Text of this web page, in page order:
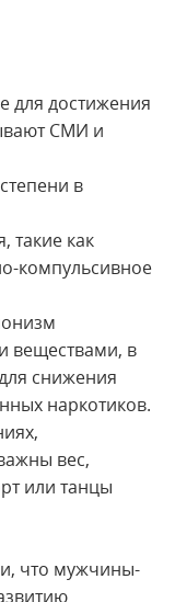
для достижения
СМИ и
в
такие как
компульсивное
веществами, в
снижения
наркотиков.
вес,
или танцы
что мужчины-